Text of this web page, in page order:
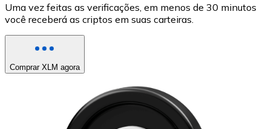
Uma vez feitas as verificações, em menos de 30 minutos
você receberá as criptos em suas carteiras.
Comprar XLM agora